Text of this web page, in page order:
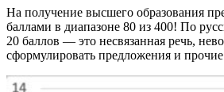
На получение высшего образования
баллами в диапазоне 80 из 400! По
20 баллов — это несвязанная речь,
сформулировать предложения и